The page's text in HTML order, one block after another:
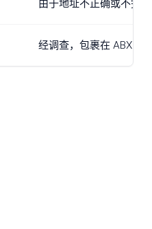
由于地址不正确或不完
经调查，包裹在 ABX